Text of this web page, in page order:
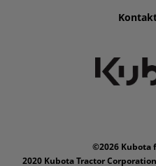
©2026 Kubota
2020 Kubota Tractor